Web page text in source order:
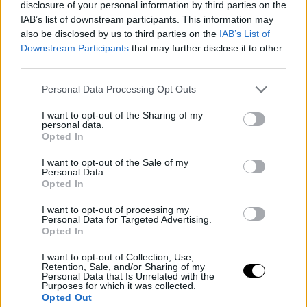
disclosure of your personal information by third parties on the
IAB’s list of downstream participants. This information may
also be disclosed by us to third parties on the IAB’s List of
Downstream Participants that may further disclose it to other
Personal Data Processing Opt Outs
I want to opt-out of the Sharing of my
personal data.
Opted In
I want to opt-out of the Sale of my
Personal Data.
Opted In
I want to opt-out of processing my
Personal Data for Targeted Advertising.
Opted In
I want to opt-out of Collection, Use,
Retention, Sale, and/or Sharing of my
Personal Data that Is Unrelated with the
Purposes for which it was collected.
Opted Out
Neural Hírek